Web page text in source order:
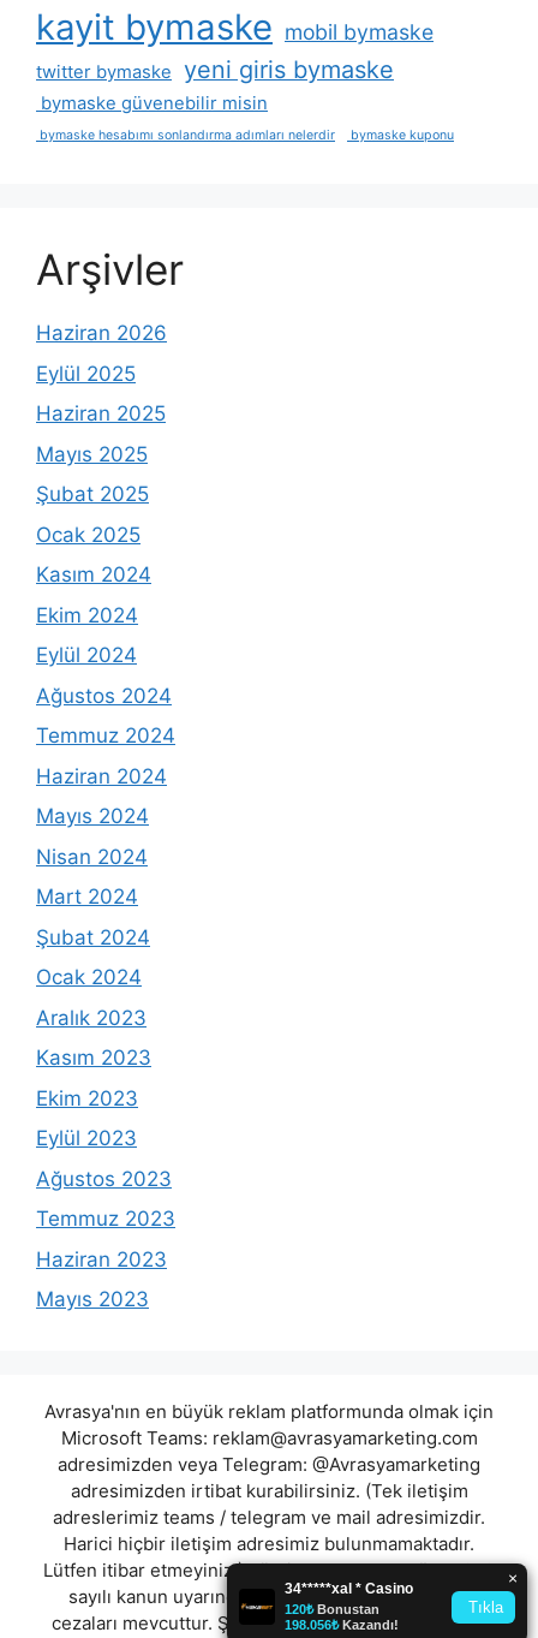
kayit bymaske mobil bymaske
twitter bymaske yeni giris bymaske
bymaske güvenebilir misin
bymaske hesabımı sonlandırma adımları nelerdir bymaske kuponu
Arşivler
Haziran 2026
Eylül 2025
Haziran 2025
Mayıs 2025
Şubat 2025
Ocak 2025
Kasım 2024
Ekim 2024
Eylül 2024
Ağustos 2024
Temmuz 2024
Haziran 2024
Mayıs 2024
Nisan 2024
Mart 2024
Şubat 2024
Ocak 2024
Aralık 2023
Kasım 2023
Ekim 2023
Eylül 2023
Ağustos 2023
Temmuz 2023
Haziran 2023
Mayıs 2023
Avrasya'nın en büyük reklam platformunda olmak için
Microsoft Teams: reklam@avrasyamarketing.com
adresimizden veya Telegram: @Avrasyamarketing
adresimizden irtibat kurabilirsiniz. (Tek iletişim
adreslerimiz teams / telegram ve mail adresimizdir.
Harici hiçbir iletişim adresimiz bulunmamaktadır.
Lütfen itibar etmeyiniz.) Türkiye yasalarına göre 7258
sayılı kanun uyarınca yasa dışı bahis oynamanın
cezaları mevcuttur. Şu an bulunduğunuz site hiç bir